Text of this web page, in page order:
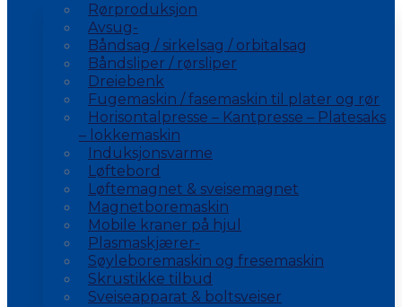
Rørproduksjon
Avsug-
Båndsag / sirkelsag / orbitalsag
Båndsliper / rørsliper
Dreiebenk
Fugemaskin / fasemaskin til plater og rør
Horisontalpresse – Kantpresse – Platesaks
– lokkemaskin
Induksjonsvarme
Løftebord
Løftemagnet & sveisemagnet
Magnetboremaskin
Mobile kraner på hjul
Plasmaskjærer-
Søyleboremaskin og fresemaskin
Skrustikke tilbud
Sveiseapparat & boltsveiser